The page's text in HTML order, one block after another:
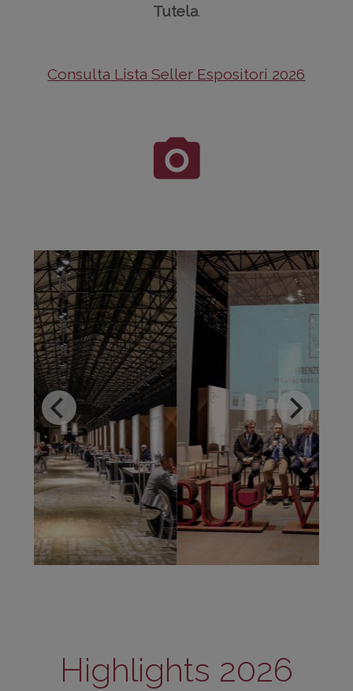
Tutela.
Consulta Lista Seller Espositori 2026
Highlights 2026